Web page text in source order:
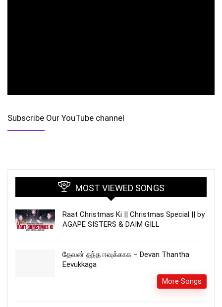
Subscribe Our YouTube channel
MOST VIEWED SONGS
Raat Christmas Ki || Christmas Special || by
AGAPE SISTERS & DAIM GILL
தேவன் தந்த ஈவுக்காக – Devan Thantha
Eevukkaga
More Songs